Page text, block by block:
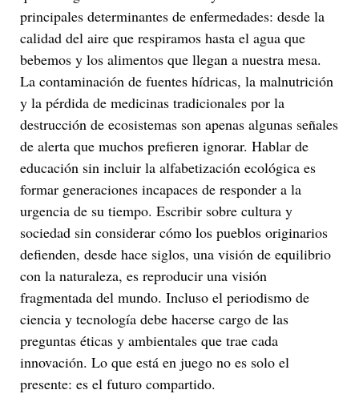
principales determinantes de enfermedades: desde la
calidad del aire que respiramos hasta el agua que
bebemos y los alimentos que llegan a nuestra mesa.
La contaminación de fuentes hídricas, la malnutrición
y la pérdida de medicinas tradicionales por la
destrucción de ecosistemas son apenas algunas señales
de alerta que muchos prefieren ignorar. Hablar de
educación sin incluir la alfabetización ecológica es
formar generaciones incapaces de responder a la
urgencia de su tiempo. Escribir sobre cultura y
sociedad sin considerar cómo los pueblos originarios
defienden, desde hace siglos, una visión de equilibrio
con la naturaleza, es reproducir una visión
fragmentada del mundo. Incluso el periodismo de
ciencia y tecnología debe hacerse cargo de las
preguntas éticas y ambientales que trae cada
innovación. Lo que está en juego no es solo el
presente: es el futuro compartido.